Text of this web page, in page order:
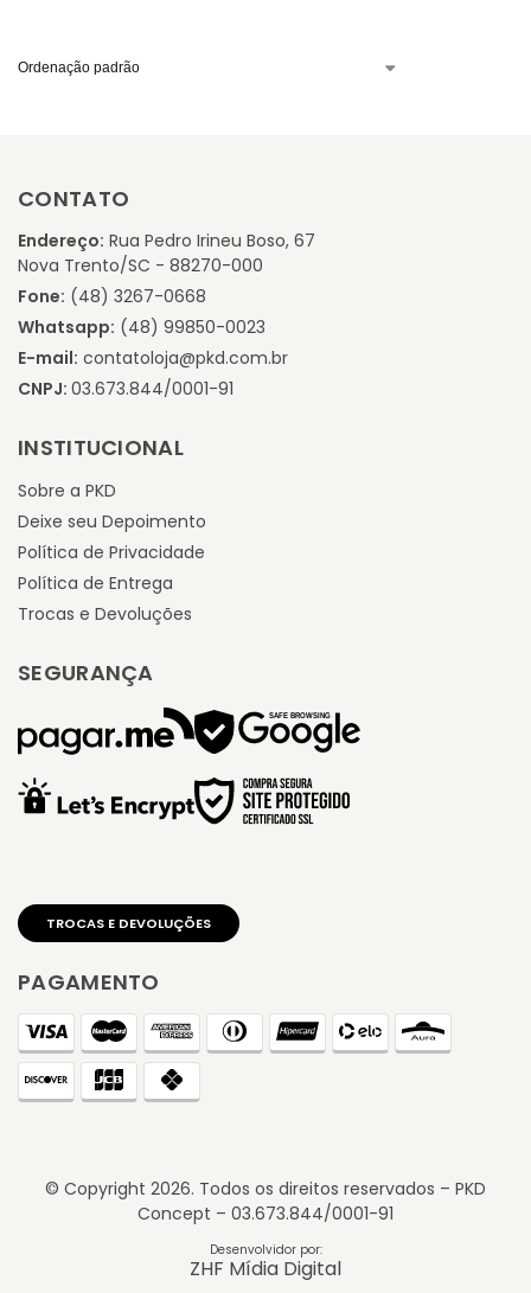
CONTATO
Endereço: Rua Pedro Irineu Boso, 67
Nova Trento/SC - 88270-000
Fone: (48) 3267-0668
Whatsapp: (48) 99850-0023
E-mail: contatoloja@pkd.com.br
CNPJ: 03.673.844/0001-91
INSTITUCIONAL
Sobre a PKD
Deixe seu Depoimento
Política de Privacidade
Política de Entrega
Trocas e Devoluções
SEGURANÇA
PAGAMENTO
© Copyright 2026. Todos os direitos reservados – PKD
Concept – 03.673.844/0001-91
Desenvolvidor por:
ZHF Mídia Digital